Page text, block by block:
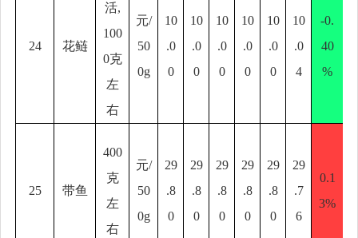
24 花鲢
活,
100
0克
左
右
元/
50
0g
10
.0
0
10
.0
0
10
.0
0
10
.0
0
10
.0
0
10
.0
4
-0.
40
%
25 带鱼
400
克
左
右
元/
50
0g
29
.8
0
29
.8
0
29
.8
0
29
.8
0
29
.8
0
29
.7
6
0.1
3%